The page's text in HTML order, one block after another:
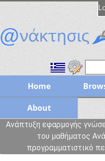
Home
About
Ανάπτυξη εφαρμογής
του μαθήματος
προγραμματιστικό